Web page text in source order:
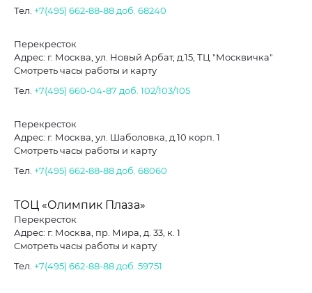
Тел. +7(495) 662-88-88 доб. 68240
Перекресток
Адрес: г. Москва, ул. Новый Арбат, д.15, ТЦ "Москвичка"
Смотреть часы работы и карту
Тел. +7(495) 660-04-87 доб. 102/103/105
Перекресток
Адрес: г. Москва, ул. Шаболовка, д.10 корп. 1
Смотреть часы работы и карту
Тел. +7(495) 662-88-88 доб. 68060
ТОЦ «Олимпик Плаза»
Перекресток
Адрес: г. Москва, пр. Мира, д. 33, к. 1
Смотреть часы работы и карту
Тел. +7(495) 662-88-88 доб. 59751